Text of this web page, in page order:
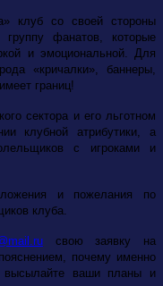
клуб со своей стороны
группу фанатов, которые
и эмоциональной. Для
«кричалки», баннеры,
границ!
сектора и его льготном
клубной атрибутики, а
с игроками и
и пожелания по
клуба.
свою заявку на
почему именно
ваши планы и